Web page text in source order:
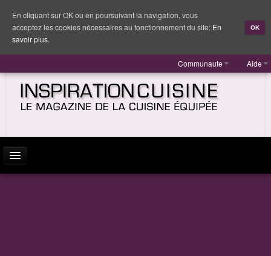
Communaute Aide
En cliquant sur OK ou en poursuivant la navigation, vous
acceptez les cookies nécessaires au fonctionnement du site: En
savoir plus.
OK